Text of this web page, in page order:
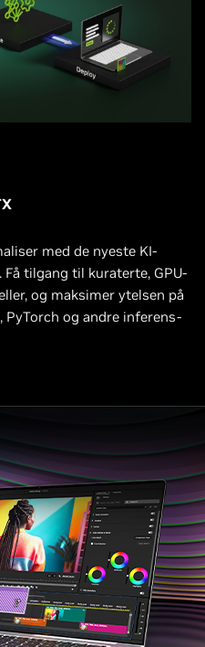
med de nyeste KI-
Få tilgang til kuraterte, GPU-
og maksimer ytelsen på
PyTorch og andre inferens-